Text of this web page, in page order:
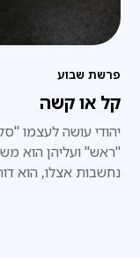
פרשת שבוע
קל או קשה
יהודי עושה לעצמו
"ראש" ועליהן הוא
נחשבות אצלו, הוא